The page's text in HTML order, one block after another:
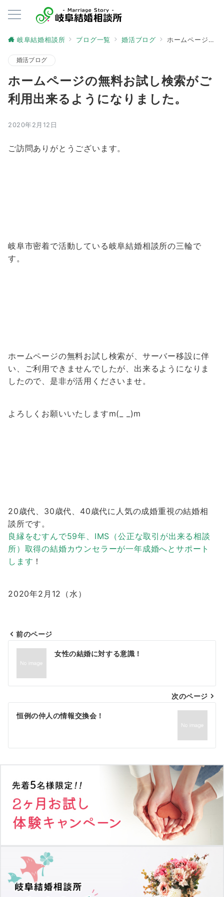
岐阜結婚相談所 ブログ一覧 婚活ブログ ホームページの無料お試し検索がご利用出来るようになりました。
婚活ブログ
ホームページの無料お試し検索がご
利用出来るようになりました。
2020年2月12日
ご訪問ありがとうございます。
岐阜市密着で活動している岐阜結婚相談所の三輪で
す。
ホームページの無料お試し検索が、サーバー移設に伴
い、ご利用できませんでしたが、 出来るようになりま
したので、是非が活用くださいませ。
よろしくお願いいたしますm(_ _)m
20歳代、30歳代、40歳代に人気の成婚重視の結婚相
談所です。
良縁をむすんで59年、IMS（公正な取引が出来る相談
所）取得の結婚カウンセラーが一年成婚へとサポート
します ！
2020年2月12（水）
投
ナ
ビ
ゲ
シ
ョ
ン
前のページ
女性の結婚に対する意識！
次のページ
恒例の仲人の情報交換会！